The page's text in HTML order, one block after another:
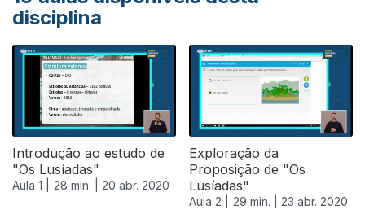
disciplina
Introdução ao estudo de
"Os Lusíadas"
Aula 1 | 28 min. | 20 abr. 2020
Exploração da
Proposição de "Os
Lusíadas"
Aula 2 | 29 min. | 23 abr. 2020